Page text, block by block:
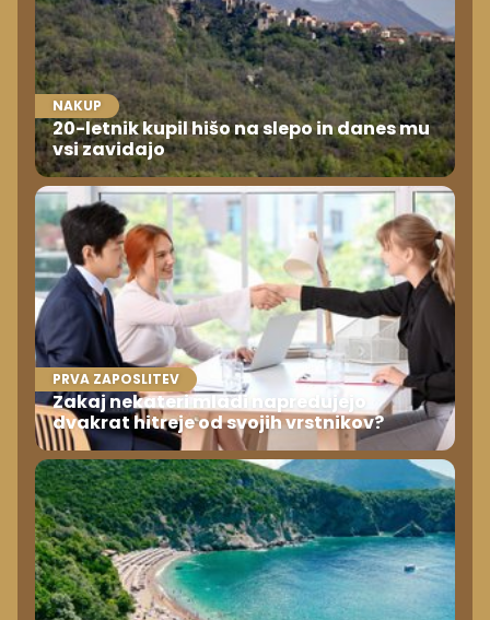
NAKUP
20-letnik kupil hišo na slepo in danes mu
vsi zavidajo
PRVA ZAPOSLITEV
Zakaj nekateri mladi napredujejo
dvakrat hitreje od svojih vrstnikov?